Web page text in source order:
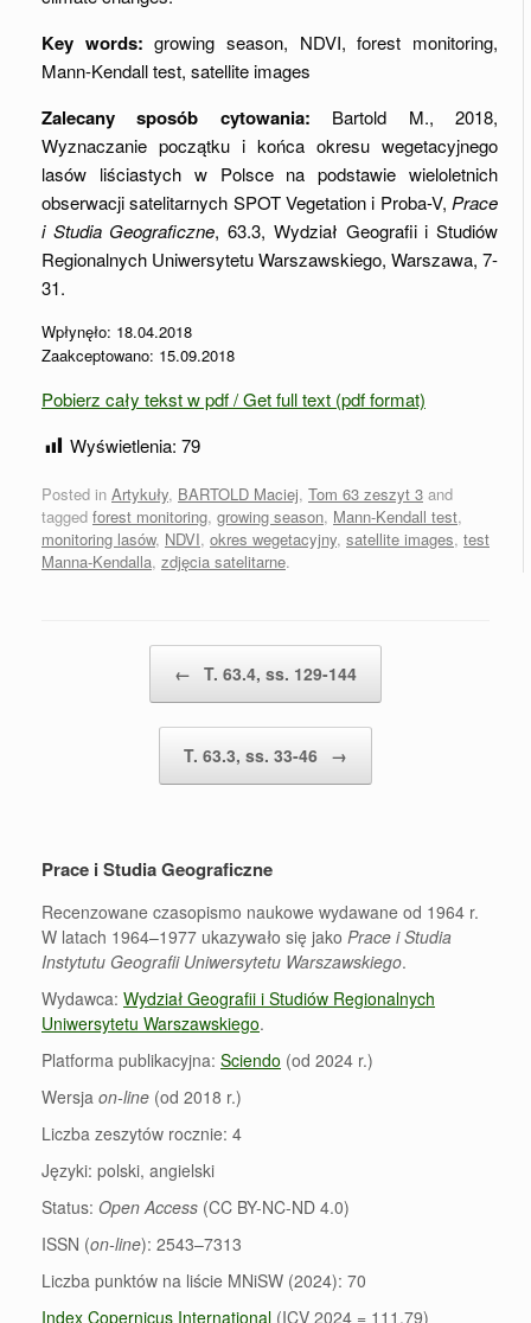
Key words:growing season, NDVI, forest monitoring,
Mann-Kendall test, satellite images
Zalecany sposób cytowania: Bartold M., 2018,
Wyznaczanie początku i końca okresu wegetacyjnego
lasów liściastych w Polsce na podstawie wieloletnich
obserwacji satelitarnych SPOT Vegetation i Proba-V, Prace
i Studia Geograficzne, 63.3, Wydział Geografii i Studiów
Regionalnych Uniwersytetu Warszawskiego, Warszawa, 7-
31.
Wpłynęło: 18.04.2018
Zaakceptowano: 15.09.2018
Pobierz cały tekst w pdf / Get full text (pdf format)
Wyświetlenia: 79
Posted in Artykuły, BARTOLD Maciej, Tom 63 zeszyt 3 and
tagged forest monitoring, growing season, Mann-Kendall test,
monitoring lasów, NDVI, okres wegetacyjny, satellite images, test
Manna-Kendalla, zdjęcia satelitarne.
← T. 63.4, ss. 129-144
T. 63.3, ss. 33-46 →
Prace i Studia Geograficzne
Recenzowane czasopismo naukowe wydawane od 1964 r.
W latach 1964–1977 ukazywało się jako Prace i Studia
Instytutu Geografii Uniwersytetu Warszawskiego.
Wydawca: Wydział Geografii i Studiów Regionalnych
Uniwersytetu Warszawskiego.
Platforma publikacyjna: Sciendo (od 2024 r.)
Wersja on-line (od 2018 r.)
Liczba zeszytów rocznie: 4
Języki: polski, angielski
Status: Open Access (CC BY-NC-ND 4.0)
ISSN (on-line): 2543–7313
Liczba punktów na liście MNiSW (2024): 70
Index Copernicus International (ICV 2024 = 111.79)